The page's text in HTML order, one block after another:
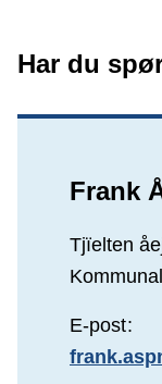
Har du
Frank
Tjïelten
E-post